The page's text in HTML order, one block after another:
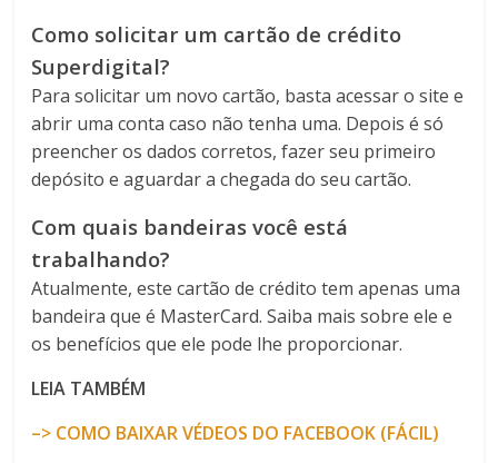
Como solicitar um cartão de crédito
Superdigital?
Para solicitar um novo cartão, basta acessar o site e
abrir uma conta caso não tenha uma. Depois é só
preencher os dados corretos, fazer seu primeiro
depósito e aguardar a chegada do seu cartão.
Com quais bandeiras você está
trabalhando?
Atualmente, este cartão de crédito tem apenas uma
bandeira que é MasterCard. Saiba mais sobre ele e
os benefícios que ele pode lhe proporcionar.
LEIA TAMBÉM
–> COMO BAIXAR VÉDEOS DO FACEBOOK (FÁCIL)